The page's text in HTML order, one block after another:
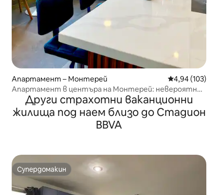
Апартамент – Монтерей Средна
4,94 (103)
Апартамент в центъра на Монтерей: невероятни
гледки, Wi-Fi и кафе
Други страхотни ваканционни
жилища под наем близо до Стадион
BBVA
Супердомакин
Супердомакин